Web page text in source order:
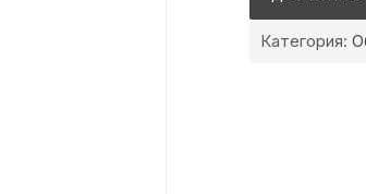
Цветной
Категория: